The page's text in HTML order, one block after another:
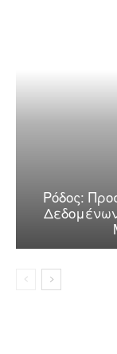
Ρόδος: